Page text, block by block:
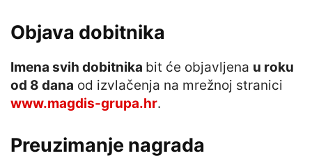
Objava dobitnika
Imena svih dobitnika bit će objavljena u roku
od 8 dana od izvlačenja na mrežnoj stranici
www.magdis-grupa.hr.
Preuzimanje nagrada